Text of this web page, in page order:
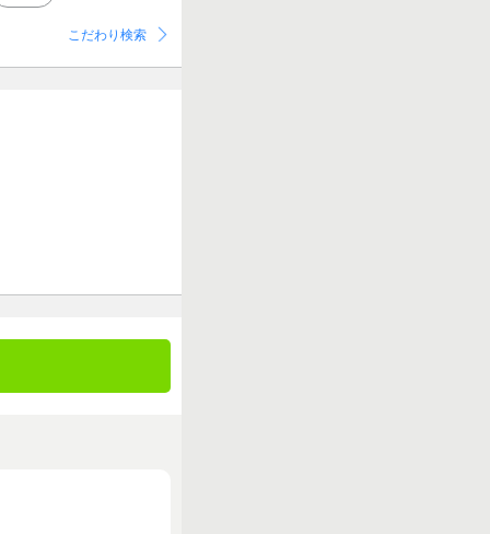
こだわり検索